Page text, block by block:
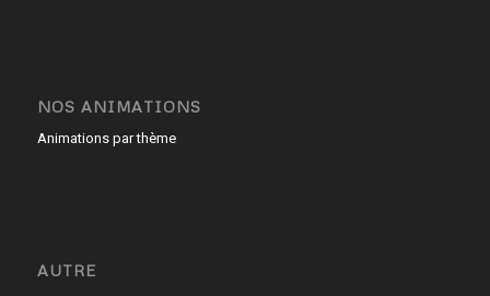
NOS ANIMATIONS
Animations par thème
AUTRE